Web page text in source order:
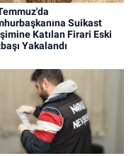
Suikast
Katılan Firari Eski
Yakalandı